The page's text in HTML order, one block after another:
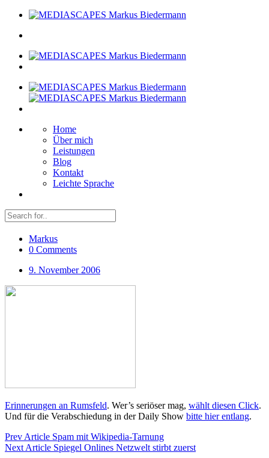
Home
Über mich
Leistungen
Blog
Kontakt
Leichte Sprache
Markus
0 Comments
9. November 2006
Erinnerungen an Rumsfeld. Wer’s seriöser mag, wählt diesen Click.
Und für die Verabschiedung in der Daily Show bitte hier entlang.
Prev Article Spam mit Wikipedia-Tarnung
Next Article Spiegel Onlines Netzwelt stirbt zuerst